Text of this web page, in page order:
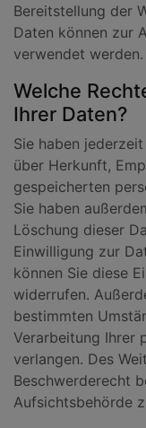
Bereitstellung der
Daten können zur
verwendet werden.
Welche
Ihrer Daten?
Sie haben
über Herkunft,
gespeicherten
Sie haben
Löschung dieser
Einwilligung zur
können Sie diese
widerrufen.
bestimmten
Verarbeitung Ihrer
verlangen. Des
Beschwerderecht
Aufsichtsbehörde